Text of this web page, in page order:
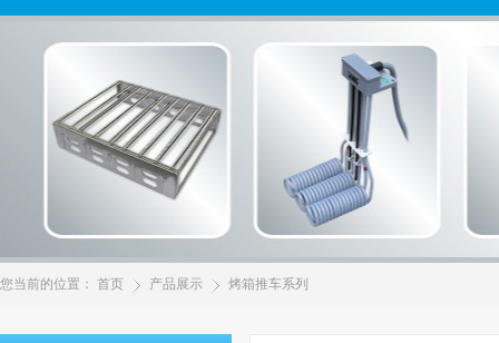
您当前的位置： 首页 产品展示 烤箱推车系列